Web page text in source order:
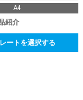
A4
紹介
ートを選択する